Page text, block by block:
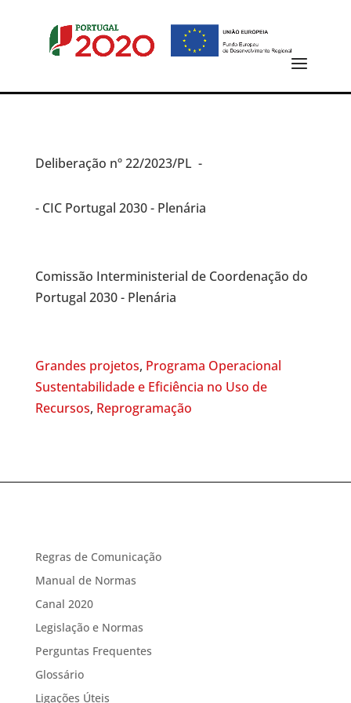
Deliberação nº 22/2023/PL -
- CIC Portugal 2030 - Plenária
Comissão Interministerial de Coordenação do
Portugal 2030 - Plenária
Grandes projetos, Programa Operacional
Sustentabilidade e Eficiência no Uso de
Recursos, Reprogramação
Regras de Comunicação
Manual de Normas
Canal 2020
Legislação e Normas
Perguntas Frequentes
Glossário
Ligações Úteis